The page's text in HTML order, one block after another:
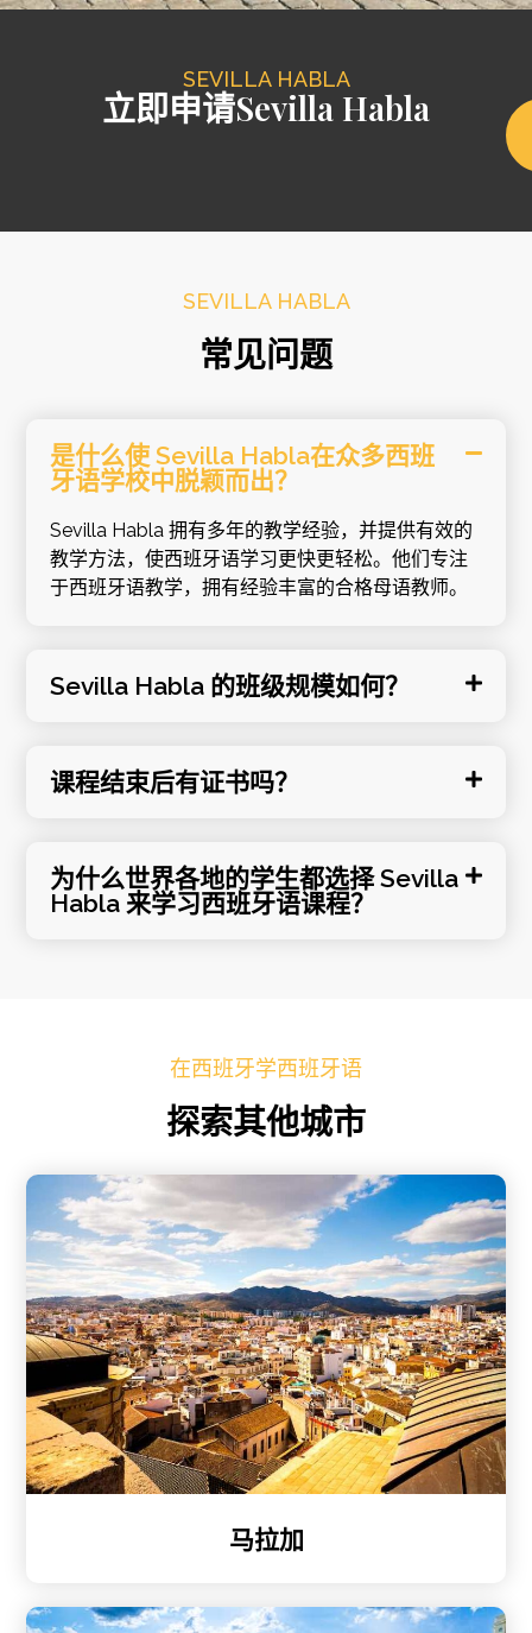
SEVILLA HABLA
立即申请Sevilla Habla
SEVILLA HABLA
常见问题
是什么使 Sevilla Habla在众多西班
牙语学校中脱颖而出？
Sevilla Habla 拥有多年的教学经验，并提供有效的
教学方法，使西班牙语学习更快更轻松。他们专注
于西班牙语教学，拥有经验丰富的合格母语教师。
Sevilla Habla 的班级规模如何？
课程结束后有证书吗？
为什么世界各地的学生都选择 Sevilla
Habla 来学习西班牙语课程？
在西班牙学西班牙语
探索其他城市
马拉加